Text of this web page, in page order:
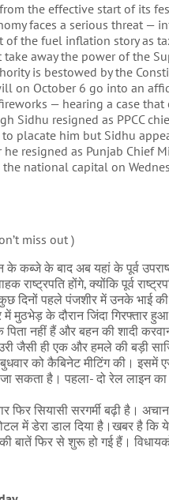
the effective start of its
faces a serious threat
of the fuel inflation story as
take away the power of the
is bestowed by the
on October 6 go into an
— hearing a case
Sidhu resigned as PPCC
placate him but Sidhu
he resigned as Punjab Chief
national capital on
miss out )
के कब्जे के बाद अब यहां के पूर्व
राष्ट्रपति होंगे, क्योंकि पूर्व
दिनों पहले पंजशीर में उनके भाई की
मुठभेड़ के दौरान जिंदा
पिता नहीं हैं और बहन की शादी
जैसी ही एक और हमले की बड़ी
ने बुधवार को कैबिनेट मीटिंग की।
सकता है। पहला- दो रेल लाइन का
फिर सियासी सरगर्मी बढ़ी है।
में डेरा डाल दिया है।खबर है
की बातें फिर से शुरू हो गई हैं।